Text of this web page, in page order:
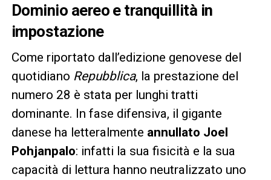
Dominio aereo e tranquillità in
impostazione
Come riportato dall’edizione genovese del
quotidiano Repubblica, la prestazione del
numero 28 è stata per lunghi tratti
dominante. In fase difensiva, il gigante
danese ha letteralmente annullato Joel
Pohjanpalo: infatti la sua fisicità e la sua
capacità di lettura hanno neutralizzato uno